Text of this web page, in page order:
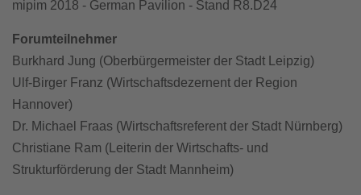
mipim 2018 - German Pavilion - Stand R8.D24
Forumteilnehmer
Burkhard Jung (Oberbürgermeister der Stadt Leipzig)
Ulf-Birger Franz (Wirtschaftsdezernent der Region
Hannover)
Dr. Michael Fraas (Wirtschaftsreferent der Stadt Nürnberg)
Christiane Ram (Leiterin der Wirtschafts- und
Strukturförderung der Stadt Mannheim)